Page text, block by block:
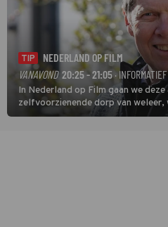
TIP
NEDERLAND OP FILM
VANAVOND 20:25 - 21:05· INFORMATIEF
In Nederland op Film gaan we
zelfvoorzienende dorp van
Daniëls de kijkers meeneemt op